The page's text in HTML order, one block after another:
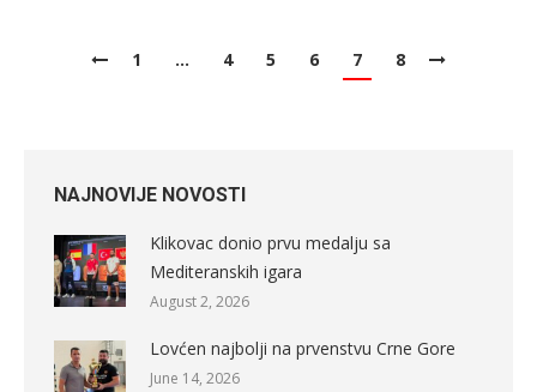
1 … 4 5 6 7 8
NAJNOVIJE NOVOSTI
Klikovac donio prvu medalju sa
Mediteranskih igara
August 2, 2026
Lovćen najbolji na prvenstvu Crne Gore
June 14, 2026